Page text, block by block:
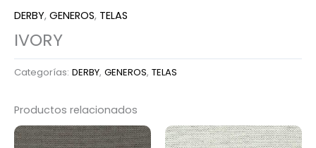
DERBY, GENEROS, TELAS
IVORY
Categorías: DERBY, GENEROS, TELAS
Productos relacionados